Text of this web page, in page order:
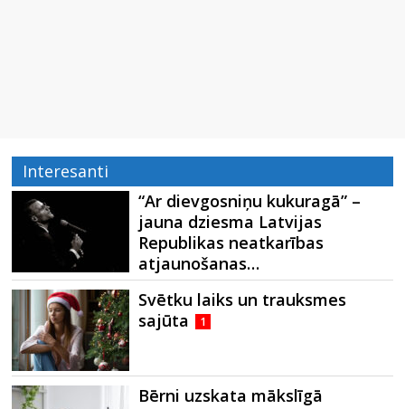
Interesanti
“Ar dievgosniņu kukuragā” –
jauna dziesma Latvijas
Republikas neatkarības
atjaunošanas…
Svētku laiks un trauksmes
sajūta
1
Bērni uzskata mākslīgā